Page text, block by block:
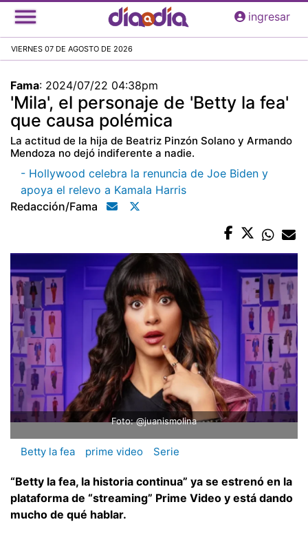
Pasar
al
principal
ingresar
VIERNES 07 DE AGOSTO DE 2026
Fama: 2024/07/22 04:38pm
'Mila', el personaje de 'Betty la fea'
que causa polémica
La actitud de la hija de Beatriz Pinzón Solano y Armando
Mendoza no dejó indiferente a nadie.
- Hollywood celebra la renuncia de Joe Biden y
apoya el relevo a Kamala Harris
Redacción/fama
Foto: @juanismolina
Betty la fea prime video Serie
“Betty la fea, la historia continua” ya se estrenó en la
plataforma de “streaming” Prime Video y está dando
mucho de qué hablar.